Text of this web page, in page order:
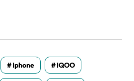
Iphone IQOO